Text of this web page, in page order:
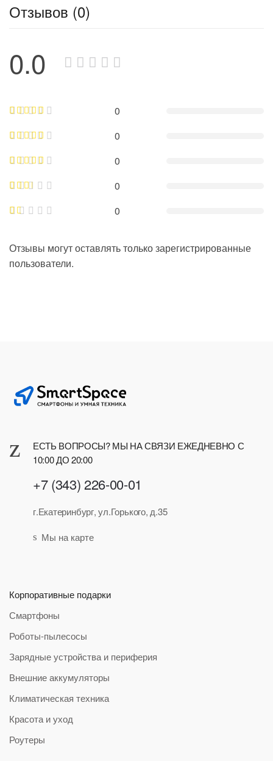
Отзывов (0)
0.0
0
0
0
0
0
Отзывы могут оставлять только зарегистрированные
пользователи.
ЕСТЬ ВОПРОСЫ? МЫ НА СВЯЗИ ЕЖЕДНЕВНО С
10:00 ДО 20:00
+7 (343) 226-00-01
г.Екатеринбург, ул.Горького, д.35
Мы на карте
Корпоративные подарки
Смартфоны
Роботы-пылесосы
Зарядные устройства и периферия
Внешние аккумуляторы
Климатическая техника
Красота и уход
Роутеры